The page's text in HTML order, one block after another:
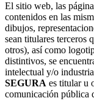
El sitio web, las
contenidos en las
dibujos,
sean titulares terceros
otros), así como
distintivos, se
intelectual y/o
SEGURA es titular u
comunicación pública